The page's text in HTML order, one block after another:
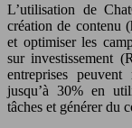
L’utilisation de
création de contenu
et optimiser les
sur investissement
entreprises
jusqu’à 30% en
tâches et générer du